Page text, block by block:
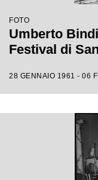
FOTO
Umberto
Festival di
28 GENNAIO 1961 - 06